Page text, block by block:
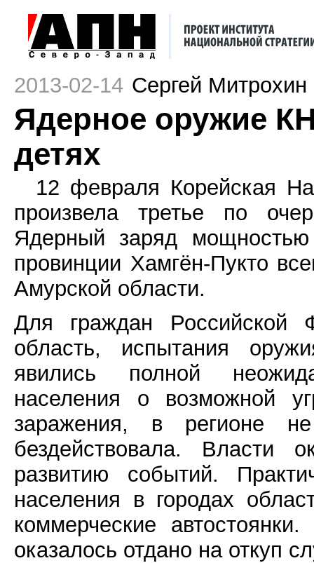
2013-02-14 Сергей Митрохин
Ядерное оружие
детях
12 февраля Корейская
произвела третье по
Ядерный заряд
провинции Хамгён-Пукто
Амурской области.
Для граждан Российской
область, испытания
явились полной
населения о возможной
заражения, в регионе
бездействовала. Власти
развитию событий.
населения в городах
коммерческие
оказалось отдано на откуп